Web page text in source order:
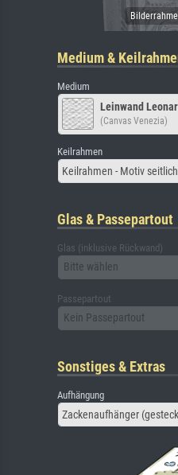
Medium &
Medium
Leinwand
(Canvas Venezia)
Keilrahmen
Keilrahmen - Motiv
Glas & Passepartout
Glas (inklusive Rückwand)
Bitte wählen
Passepartout
Kein Passepartout
Sonstiges & Extras
Aufhängung
Zackenaufhänger